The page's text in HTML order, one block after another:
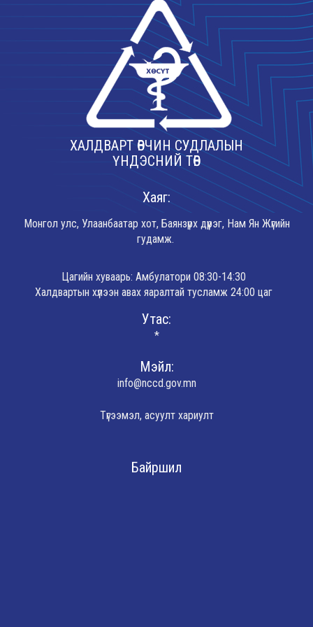
ХАЛДВАРТ ӨВЧИН СУДЛАЛЫН
ҮНДЭСНИЙ ТӨВ
Хаяг:
Монгол улс, Улаанбаатар хот, Баянзүрх дүүрэг, Нам Ян Жүгийн
гудамж.
Цагийн хуваарь: Амбулатори 08:30-14:30
Халдвартын хүлээн авах яаралтай тусламж 24:00 цаг
Утас:
*
Мэйл:
info@nccd.gov.mn
Түгээмэл, асуулт хариулт
Байршил